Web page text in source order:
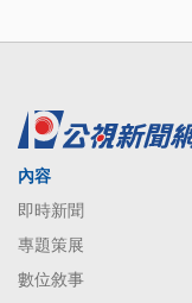
內容
即時新聞
專題策展
數位敘事